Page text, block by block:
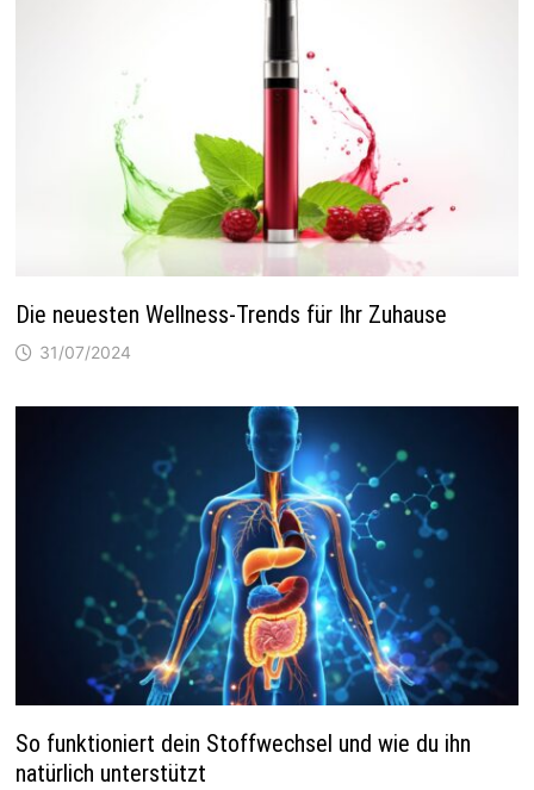
Die neuesten Wellness-Trends für Ihr Zuhause
31/07/2024
So funktioniert dein Stoffwechsel und wie du ihn
natürlich unterstützt